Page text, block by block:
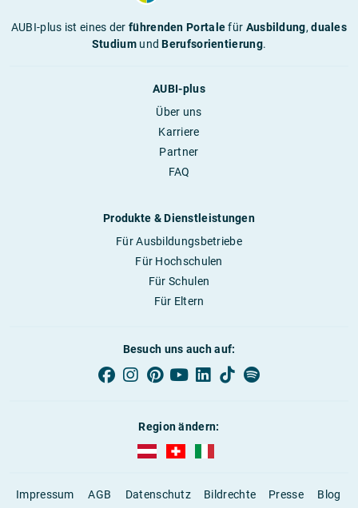
AUBI-plus ist eines derführenden Portalefür Ausbildung,duales
StudiumundBerufsorientierung.
AUBI-plus
Über uns
Karriere
Partner
FAQ
Produkte & Dienstleistungen
Für Ausbildungsbetriebe
Für Hochschulen
Für Schulen
Für Eltern
Besuch uns auch auf:
Region ändern:
AUBI-plus Österreich (deutsch)
Impressum AGB Datenschutz Bildrechte Presse Blog